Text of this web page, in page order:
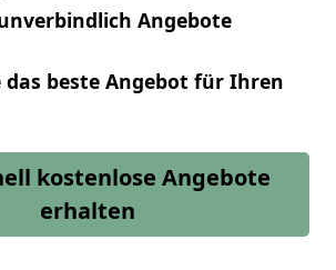
Angebote
das beste Angebot für Ihren
kostenlose Angebote
erhalten